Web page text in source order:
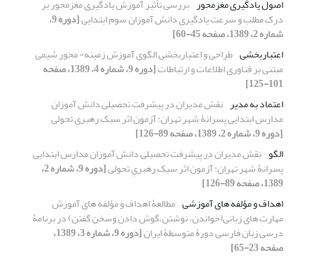
اصول یادگیری مغزمحور بررسی تأثیر آموزش یادگیری مغزمحور بر
درک مطلب و سرعت یادگیری دانش آموزان سوم ابتدایی [دوره 9،
شماره 2، 1389، صفحه 45-60]
اعتباربخشی طراحی و اعتباربخشی الگوی آموزش زمینه- محور شیمی
مبتنی بر فناوری اطلاعات و ارتباطات [دوره 9، شماره 4، 1389، صفحه
101-125]
اعتماد به مدیر نقش مدیران در پیشرفت تحصیلی دانش آموزان
مدارس ابتدایی پسرانۀ شهر تهران: آزمون اثر سبک رهبریِ تحولی
[دوره 9، شماره 2، 1389، صفحه 89-126]
الگو نقش مدیران در پیشرفت تحصیلی دانش آموزان مدارس ابتدایی
پسرانۀ شهر تهران: آزمون اثر سبک رهبریِ تحولی [دوره 9، شماره 2،
1389، صفحه 89-126]
اهداف و مؤلفه های آموزشی مطالعۀ اهداف و مؤلفه های آموزش
مهارت های زبانی(خواندن، نوشتن،گوش دادن وسخن گفتن) در برنامۀ
درسی زبان فارسی دورۀ متوسطۀ ایران [دوره 9، شماره 3، 1389،
صفحه 23-65]